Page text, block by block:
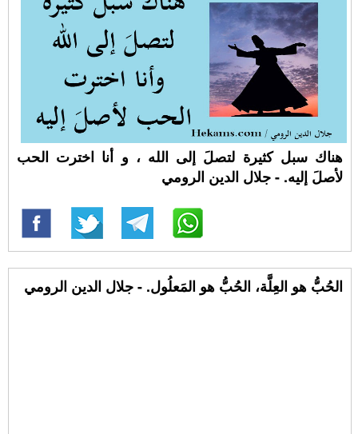
هناك سبل كثيرة لتصلَ إلى الله ، و أنا اخترت الحب
لأصلَ إليه. - جلال الدين الرومي
الحُبُّ هو العِلَّة، الحُبُّ هو المَعلُول. - جلال الدين الرومي